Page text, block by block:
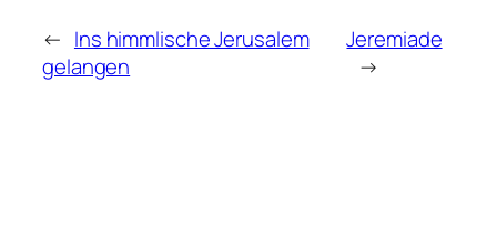
← Ins himmlische Jerusalem
gelangen
Jeremiade
→